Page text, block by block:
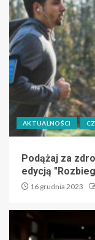
AKTUALNOŚCI
Podążaj za
edycją
16 grudnia 2023